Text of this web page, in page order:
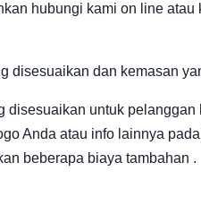
hubungi kami on line
disesuaikan dan kemasan
disesuaikan untuk
Anda atau info lainnya
beberapa biaya tambahan .